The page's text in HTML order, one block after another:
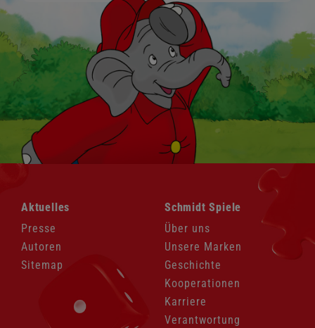
überspringen
Aktuelles
Presse
Autoren
Sitemap
Navigation
überspringen
Schmidt Spiele
Über uns
Unsere Marken
Geschichte
Kooperationen
Karriere
Verantwortung